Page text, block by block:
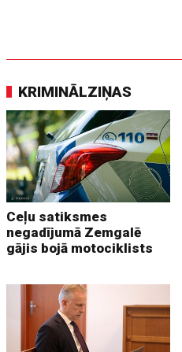
KRIMINĀLZIŅAS
Ceļu satiksmes
negadījumā Zemgalē
gājis bojā motociklists